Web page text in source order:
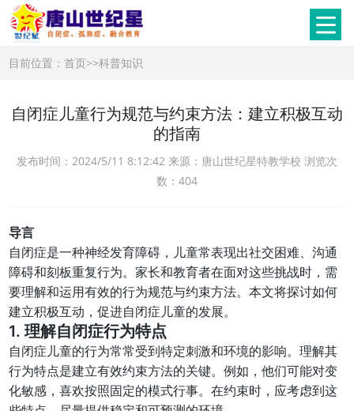
目前位置：首页>>科普知识
自闭症儿童行为规范与约束方法：建立积极互动
的指南
发布时间：2024/5/11 8:12:42 来源：唐山世纪星特教学校 浏览次
数：404
导言
自闭症是一种神经发育障碍，儿童常表现出社交困难、沟通
障碍和刻板重复行为。家长和教育者在面对这些挑战时，需
要理解和运用有效的行为规范与约束方法。本文将探讨如何
建立积极互动，促进自闭症儿童的发展。
1. 理解自闭症行为特点
自闭症儿童的行为常常受到特定刺激和环境的影响。理解其
行为特点是建立有效约束方法的关键。例如，他们可能对变
化敏感，喜欢按照固定的模式行事。在约束时，应考虑到这